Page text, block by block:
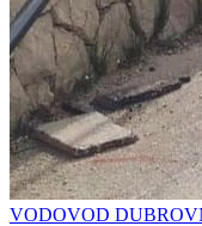
VODOVOD